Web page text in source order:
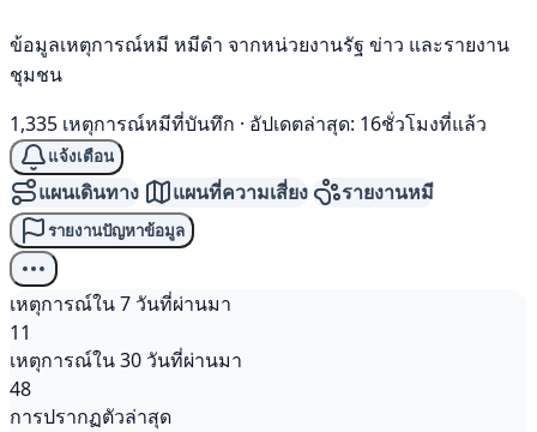
ข้อมูลเหตุการณ์หมี หมีดำ จากหน่วยงานรัฐ ข่าว และรายงาน
ชุมชน
1,335 เหตุการณ์หมีที่บันทึก · อัปเดตล่าสุด: 16ชั่วโมงที่แล้ว
แจ้งเตือน
แผนเดินทาง แผนที่ความเสี่ยง รายงานหมี
รายงานปัญหาข้อมูล
เหตุการณ์ใน 7 วันที่ผ่านมา
11
เหตุการณ์ใน 30 วันที่ผ่านมา
48
การปรากฏตัวล่าสุด